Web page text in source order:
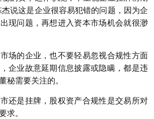
说这是企业很容易犯错的问题，因为企
现问题，再想进入资本市场机会就很渺
场的企业，也不要轻易忽视合规性方面
企业故意延期信息披露或隐瞒，都是违
秘需要关注的。
还是挂牌，股权资产合规性是交易所对
求。